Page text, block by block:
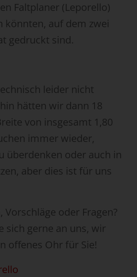
Faltplaner (Leporello)
könnten, auf dem zwei
gedruckt sind.
leider nicht
hätten wir dann 18
von insgesamt 1,80
immer wieder,
überdenken oder auch in
aber dies ist für uns
Vorschläge oder Fragen?
sich gerne an uns, wir
offenes Ohr für Sie!